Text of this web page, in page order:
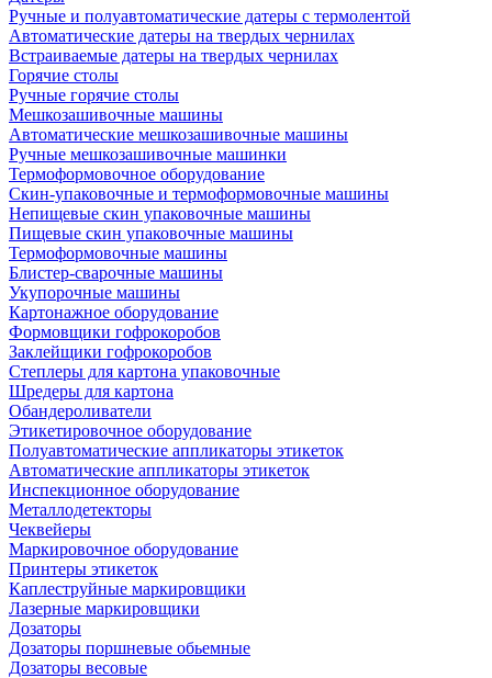
Ручные и полуавтоматические датеры с термолентой
Автоматические датеры на твердых чернилах
Встраиваемые датеры на твердых чернилах
Горячие столы
Ручные горячие столы
Мешкозашивочные машины
Автоматические мешкозашивочные машины
Ручные мешкозашивочные машинки
Термоформовочное оборудование
Скин-упаковочные и термоформовочные машины
Непищевые скин упаковочные машины
Пищевые скин упаковочные машины
Термоформовочные машины
Блистер-сварочные машины
Укупорочные машины
Картонажное оборудование
Формовщики гофрокоробов
Заклейщики гофрокоробов
Степлеры для картона упаковочные
Шредеры для картона
Обандероливатели
Этикетировочное оборудование
Полуавтоматические аппликаторы этикеток
Автоматические аппликаторы этикеток
Инспекционное оборудование
Металлодетекторы
Чеквейеры
Маркировочное оборудование
Принтеры этикеток
Каплеструйные маркировщики
Лазерные маркировщики
Дозаторы
Дозаторы поршневые обьемные
Дозаторы весовые